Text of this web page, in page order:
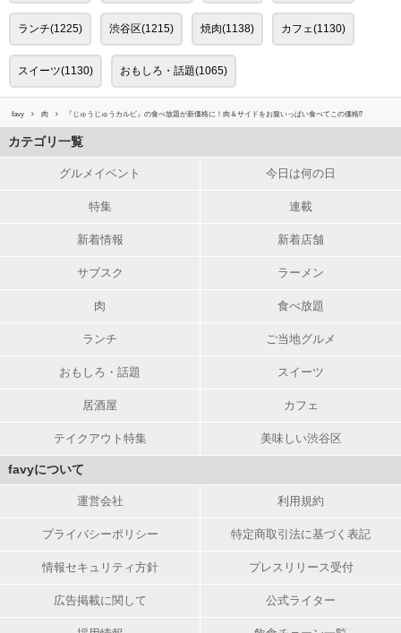
ランチ(1225) 渋谷区(1215) 焼肉(1138) カフェ(1130)
スイーツ(1130) おもしろ・話題(1065)
favy 肉 『じゅうじゅうカルビ』の食べ放題が新価格に！肉＆サイドをお腹いっぱい食べてこの価格⁉︎
カテゴリ一覧
グルメイベント 今日は何の日
特集 連載
新着情報 新着店舗
サブスク ラーメン
肉 食べ放題
ランチ ご当地グルメ
おもしろ・話題 スイーツ
居酒屋 カフェ
テイクアウト特集 美味しい渋谷区
favyについて
運営会社 利用規約
プライバシーポリシー 特定商取引法に基づく表記
情報セキュリティ方針 プレスリリース受付
広告掲載に関して 公式ライター